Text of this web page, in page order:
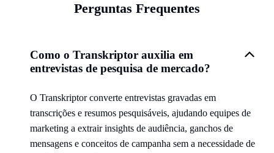
Perguntas Frequentes
Como o Transkriptor auxilia em
entrevistas de pesquisa de mercado?
O Transkriptor converte entrevistas gravadas em
transcrições e resumos pesquisáveis, ajudando equipes de
marketing a extrair insights de audiência, ganchos de
mensagens e conceitos de campanha sem a necessidade de